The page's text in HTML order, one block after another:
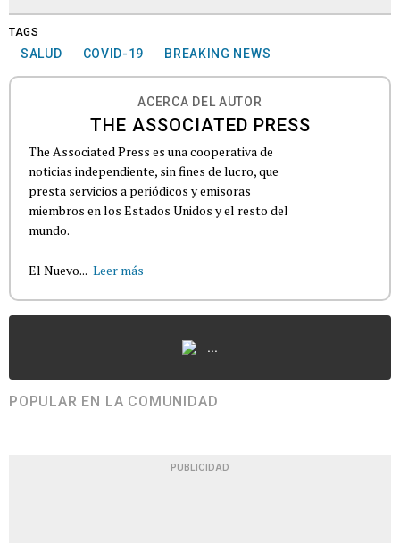
TAGS
SALUD COVID-19 BREAKING NEWS
ACERCA DEL AUTOR
THE ASSOCIATED PRESS
The Associated Press es una cooperativa de
noticias independiente, sin fines de lucro, que
presta servicios a periódicos y emisoras
miembros en los Estados Unidos y el resto del
mundo.
El Nuevo... Leer más
...
POPULAR EN LA COMUNIDAD
PUBLICIDAD